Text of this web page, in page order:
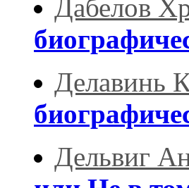
Дабелов
Делавинь
Дельвиг